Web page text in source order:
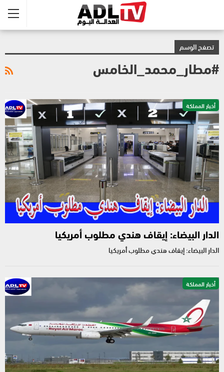
تصفح الوسم
#مطار_محمد_الخامس
أخبار المملكة
الدار البيضاء: إيقاف هندي مطلوب أمريكيا
الدار البيضاء: إيقاف هندي مطلوب أمريكيا
أخبار المملكة